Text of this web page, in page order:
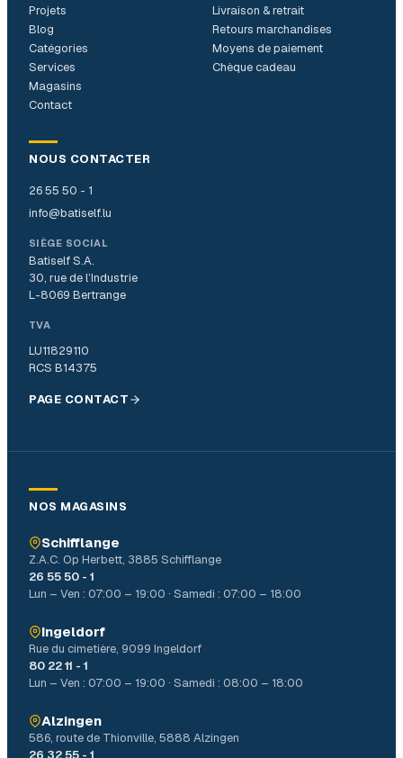
Projets
Blog
Catégories
Services
Magasins
Contact
Livraison & retrait
Retours marchandises
Moyens de paiement
Chèque cadeau
NOUS CONTACTER
26 55 50 - 1
info@batiself.lu
SIÈGE SOCIAL
Batiself S.A.
30, rue de l’Industrie
L-8069 Bertrange
TVA
LU11829110
RCS B14375
PAGE CONTACT
NOS MAGASINS
Schifflange
Z.A.C. Op Herbett, 3885 Schifflange
26 55 50 - 1
Lun – Ven : 07:00 – 19:00 · Samedi : 07:00 – 18:00
Ingeldorf
Rue du cimetière, 9099 Ingeldorf
80 22 11 - 1
Lun – Ven : 07:00 – 19:00 · Samedi : 08:00 – 18:00
Alzingen
586, route de Thionville, 5888 Alzingen
26 32 55 - 1